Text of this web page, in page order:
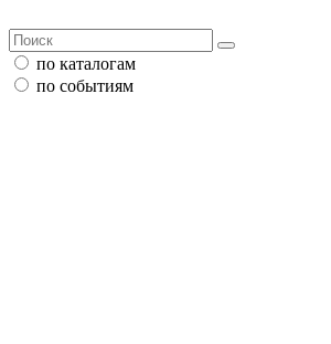
по каталогам
по событиям